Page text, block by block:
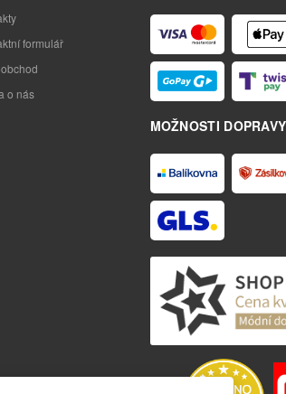
MOŽNOSTI DOPRAVY
formulář
o nás